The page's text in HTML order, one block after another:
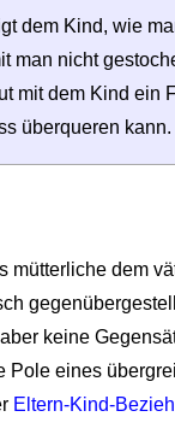
dem Kind, wie
man nicht
mit dem Kind ein
überqueren kann.
mütterliche dem
keine
Pole eines
Eltern-Kind-